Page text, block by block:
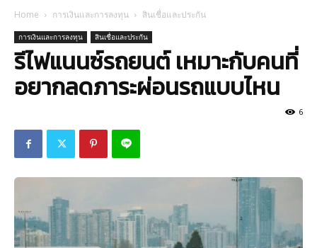
Home การเงินและการลงทุน สินเชื่อและประกัน
การเงินและการลงทุน สินเชื่อและประกัน
รีไฟแนนซ์รถยนต์ เหมาะกับคนที่
อยากลดภาระผ่อนรถแบบไหน
6